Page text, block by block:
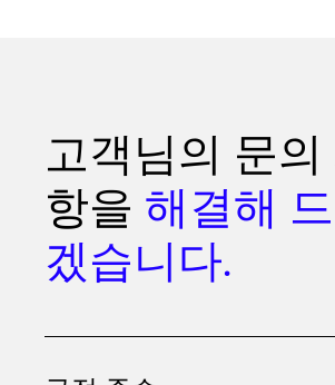
고객님의 문의
항을 해결해
겠습니다.